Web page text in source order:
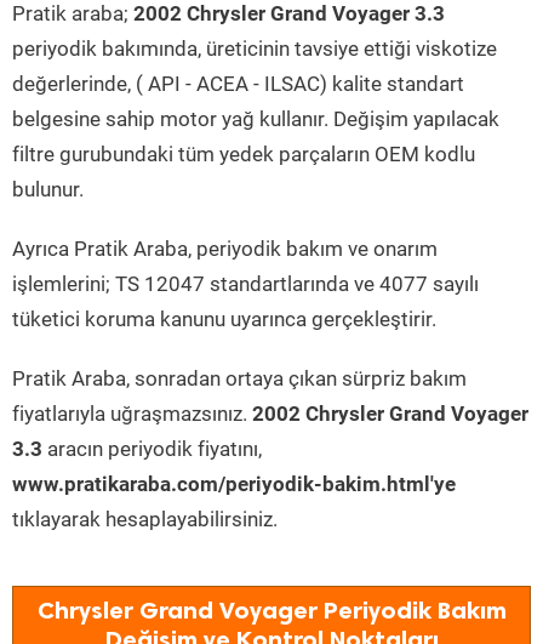
Pratik araba; 2002 Chrysler Grand Voyager 3.3
periyodik bakımında, üreticinin tavsiye ettiği viskotize
değerlerinde, ( API - ACEA - ILSAC) kalite standart
belgesine sahip motor yağ kullanır. Değişim yapılacak
filtre gurubundaki tüm yedek parçaların OEM kodlu
bulunur.
Ayrıca Pratik Araba, periyodik bakım ve onarım
işlemlerini; TS 12047 standartlarında ve 4077 sayılı
tüketici koruma kanunu uyarınca gerçekleştirir.
Pratik Araba, sonradan ortaya çıkan sürpriz bakım
fiyatlarıyla uğraşmazsınız. 2002 Chrysler Grand Voyager
3.3 aracın periyodik fiyatını,
www.pratikaraba.com/periyodik-bakim.html'ye
tıklayarak hesaplayabilirsiniz.
Chrysler Grand Voyager Periyodik Bakım